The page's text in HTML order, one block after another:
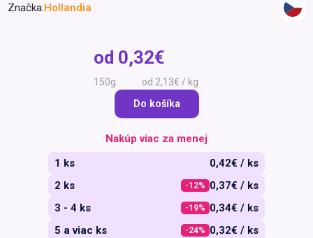
Drogéria a kozmetika
Domácnosť a kancelária
Domáci miláčikovia
Lekáreň
Značka:Hollandia
od 0,32€
150g od 2,13€ / kg
Do košíka
Nakúp viac za menej
1 ks
0,42€ / ks
2 ks
-12% 0,37€ / ks
3 - 4 ks
-19% 0,34€ / ks
5 a viac ks
-24% 0,32€ / ks